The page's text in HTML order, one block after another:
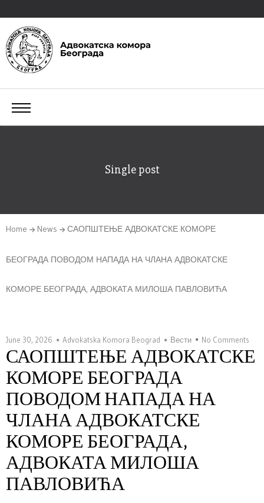
Single post
Home News САОПШТЕЊЕ АДВОКАТСКЕ КОМОРЕ
БЕОГРАДА ПОВОДОМ НАПАДА НА ЧЛАНА АДВОКАТСКЕ
КОМОРЕ БЕОГРАДА, АДВОКАТА МИЛОША ПАВЛОВИЋА
June 30, 2026 Advokatska Komora Beograd Вести No Comments
САОПШТЕЊЕ АДВОКАТСКЕ
КОМОРЕ БЕОГРАДА
ПОВОДОМ НАПАДА НА
ЧЛАНА АДВОКАТСКЕ
КОМОРЕ БЕОГРАДА,
АДВОКАТА МИЛОША
ПАВЛОВИЋА